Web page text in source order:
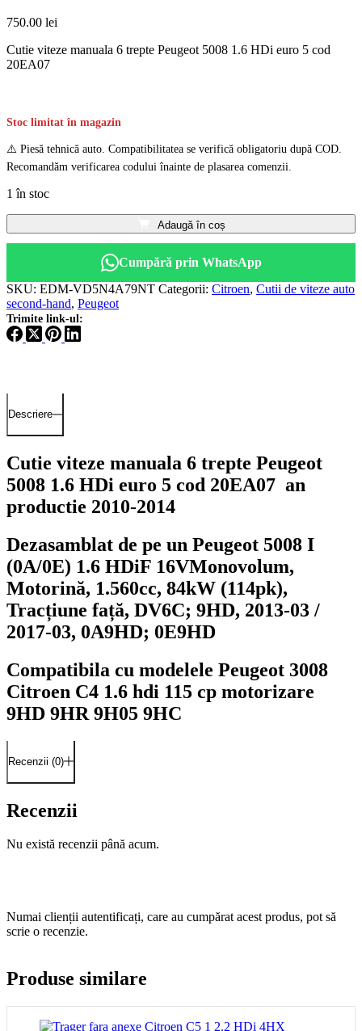
750.00 lei
Cutie viteze manuala 6 trepte Peugeot 5008 1.6 HDi euro 5 cod
20EA07
Stoc limitat în magazin
⚠️ Piesă tehnică auto. Compatibilitatea se verifică obligatoriu după COD.
Recomandăm verificarea codului înainte de plasarea comenzii.
1 în stoc
Adaugă în coș
Cumpără prin WhatsApp
SKU: EDM-VD5N4A79NT Categorii: Citroen, Cutii de viteze auto
second-hand, Peugeot
Trimite link-ul:
Descriere
Cutie viteze manuala 6 trepte Peugeot
5008 1.6 HDi euro 5 cod 20EA07 an
productie 2010-2014
Dezasamblat de pe un Peugeot 5008 I
(0A/0E) 1.6 HDiF 16VMonovolum,
Motorină, 1.560cc, 84kW (114pk),
Tracțiune față, DV6C; 9HD, 2013-03 /
2017-03, 0A9HD; 0E9HD
Compatibila cu modelele Peugeot 3008
Citroen C4 1.6 hdi 115 cp motorizare
9HD 9HR 9H05 9HC
Recenzii (0)
Recenzii
Nu există recenzii până acum.
Numai clienții autentificați, care au cumpărat acest produs, pot să
scrie o recenzie.
Produse similare